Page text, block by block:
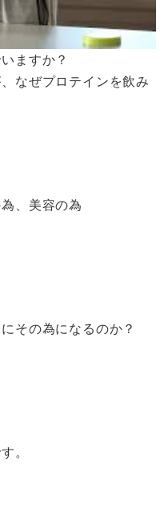
ますか？
なぜプロテインを飲み
、美容の為
その為になるのか？
。